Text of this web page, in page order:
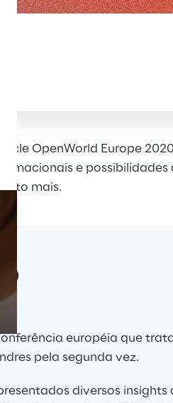
OpenWorld Europe
e
mais.
européia que
pela segunda vez.
diversos